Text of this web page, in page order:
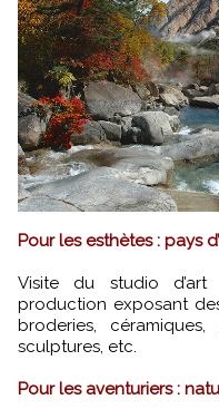
Pour les esthètes : pays
Visite du studio
production exposant
broderies,
sculptures, etc.
Pour les aventuriers :